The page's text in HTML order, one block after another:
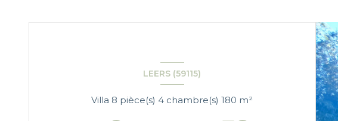
LEERS (59115)
Villa 8 pièce(s) 4 chambre(s) 180 m²